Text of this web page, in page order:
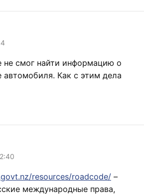
не смог найти информацию о
автомобиля. Как с этим дела
resources/roadcode/ –
международные права,